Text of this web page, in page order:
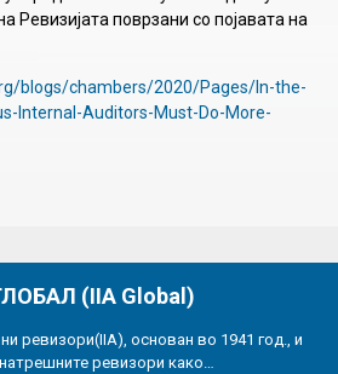
Ревизијата поврзани со појавата на
blogs/chambers/2020/Pages/In-the-
Internal-Auditors-Must-Do-More-
(IIA Global)
ревизори(IIA), основан во 1941 год., и
ревизори како…